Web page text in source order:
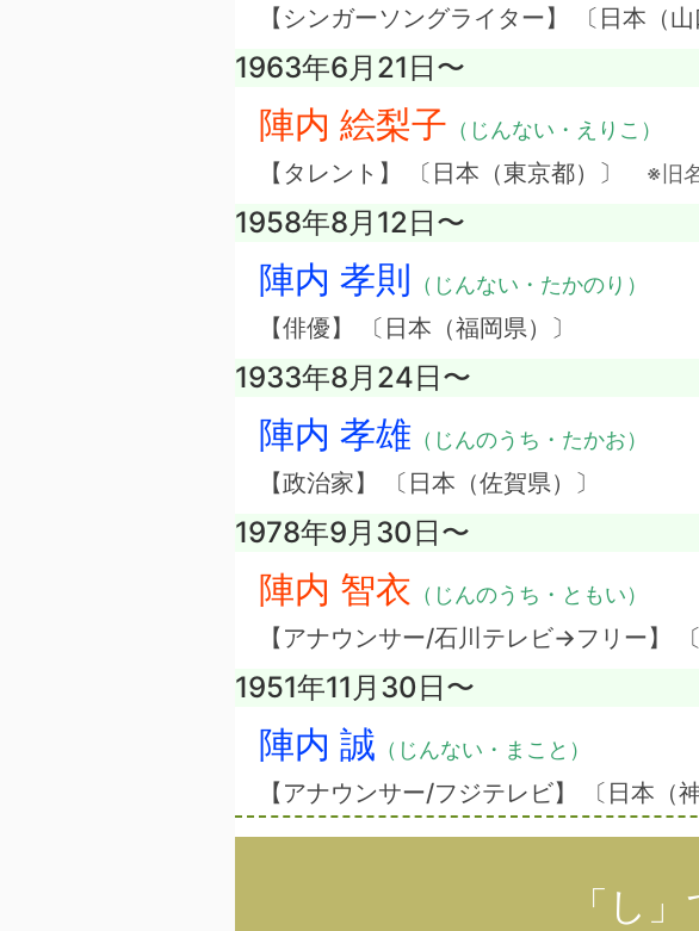
【シンガーソングライター】 〔日本（山
1963年6月21日〜
陣内 絵梨子 （じんない・えりこ）
【タレント】 〔日本（東京都）〕 ※旧
1958年8月12日〜
陣内 孝則 （じんない・たかのり）
【俳優】 〔日本（福岡県）〕
1933年8月24日〜
陣内 孝雄 （じんのうち・たかお）
【政治家】 〔日本（佐賀県）〕
1978年9月30日〜
陣内 智衣 （じんのうち・ともい）
【アナウンサー/石川テレビ→フリー】
1951年11月30日〜
陣内 誠 （じんない・まこと）
【アナウンサー/フジテレビ】 〔日本（
「し